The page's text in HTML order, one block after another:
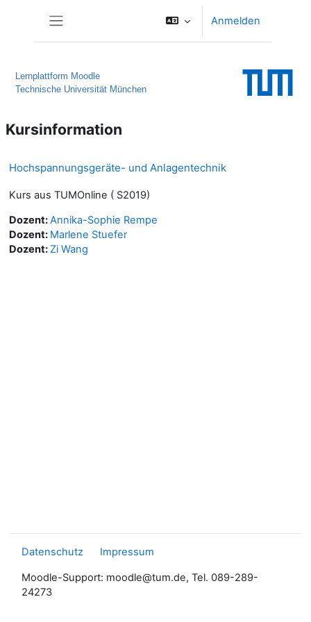
Anmelden
Lernplattform Moodle
Technische Universität München
Kursinformation
Hochspannungsgeräte- und Anlagentechnik
Kurs aus TUMOnline ( S2019)
Dozent:Annika-Sophie Rempe
Dozent: Marlene Stuefer
Dozent: Zi Wang
Datenschutz Impressum
Moodle-Support: moodle@tum.de, Tel. 089-289-
24273